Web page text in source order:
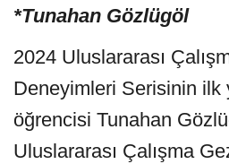
*Tunahan Gözlügöl
2024 Uluslararası
Deneyimleri Serisinin ilk
öğrencisi Tunahan
Uluslararası Çalışma